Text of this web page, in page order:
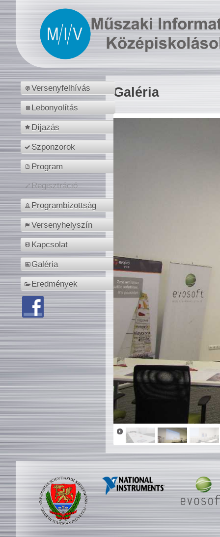
Versenyfelhívás
Lebonyolítás
Díjazás
Szponzorok
Program
Regisztráció
Programbizottság
Versenyhelyszín
Kapcsolat
Galéria
Eredmények
Galéria